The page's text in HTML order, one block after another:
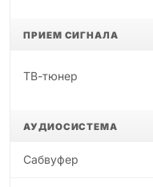
ПРИЕМ СИГНАЛА
ТВ-тюнер
АУДИОСИСТЕМА
Сабвуфер